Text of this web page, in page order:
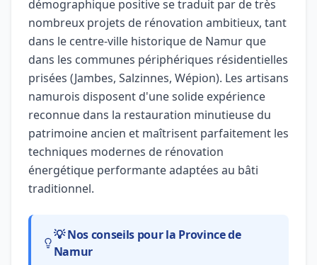
démographique positive se traduit par de très
nombreux projets de rénovation ambitieux, tant
dans le centre-ville historique de Namur que
dans les communes périphériques résidentielles
prisées (Jambes, Salzinnes, Wépion). Les artisans
namurois disposent d'une solide expérience
reconnue dans la restauration minutieuse du
patrimoine ancien et maîtrisent parfaitement les
techniques modernes de rénovation
énergétique performante adaptées au bâti
traditionnel.
💡 Nos conseils pour la Province de
Namur